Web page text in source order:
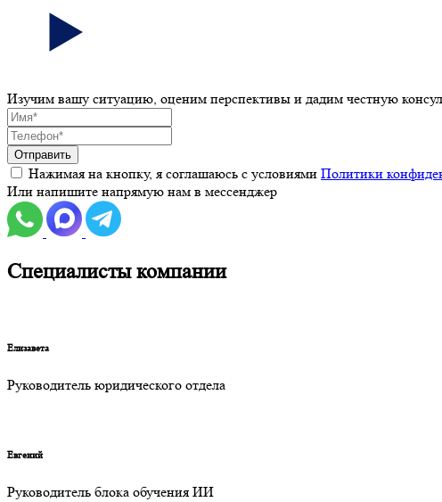
Изучим вашу ситуацию, оценим перспективы и дадим честную
Отправить
Нажимая на кнопку, я соглашаюсь с условиями Политики
Или напишите напрямую нам в мессенджер
Специалисты компании
Елизавета
Руководитель юридического отдела
Евгений
Руководитель блока обучения ИИ